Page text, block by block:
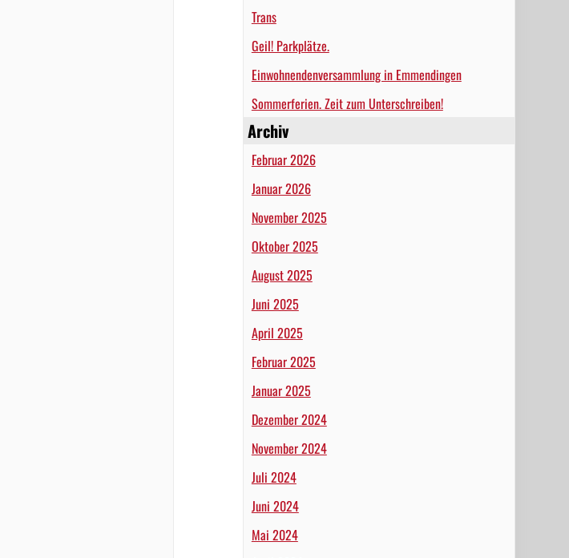
Trans
Geil! Parkplätze.
Einwohnendenversammlung in Emmendingen
Sommerferien. Zeit zum Unterschreiben!
Archiv
Februar 2026
Januar 2026
November 2025
Oktober 2025
August 2025
Juni 2025
April 2025
Februar 2025
Januar 2025
Dezember 2024
November 2024
Juli 2024
Juni 2024
Mai 2024